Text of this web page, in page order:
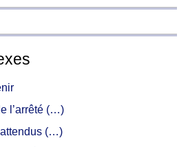
l’arrêté (…)
attendus (…)